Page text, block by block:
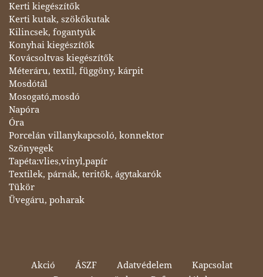
Kerti kiegészítők
Kerti kutak, szökőkutak
Kilincsek, fogantyúk
Konyhai kiegészítők
Kovácsoltvas kiegészítők
Méteráru, textil, függöny, kárpit
Mosdótál
Mosogató,mosdó
Napóra
Óra
Porcelán villanykapcsoló, konnektor
Szőnyegek
Tapéta:vlies,vinyl,papír
Textilek, párnák, teritők, ágytakarók
Tükör
Üvegáru, poharak
Akció ÁSZF Adatvédelem
Kapcsolat